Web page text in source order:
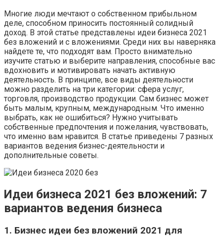
Многие люди мечтают о собственном прибыльном
деле, способном приносить постоянный солидный
доход. В этой статье представлены идеи бизнеса 2021
без вложений и с вложениями. Среди них вы наверняка
найдете те, что подходят вам. Просто внимательно
изучите статью и выберите направления, способные вас
вдохновить и мотивировать начать активную
деятельность. В принципе, все виды деятельности
можно разделить на три категории: сфера услуг,
торговля, производство продукции. Сам бизнес может
быть малым, крупным, международным. Что именно
выбрать, как не ошибиться? Нужно учитывать
собственные предпочтения и пожелания, чувствовать,
что именно вам нравится. В статье приведены 7 разных
вариантов ведения бизнес-деятельности и
дополнительные советы.
Идеи бизнеса 2021 без вложений: 7
вариантов ведения бизнеса
1. Бизнес идеи без вложений 2021 для